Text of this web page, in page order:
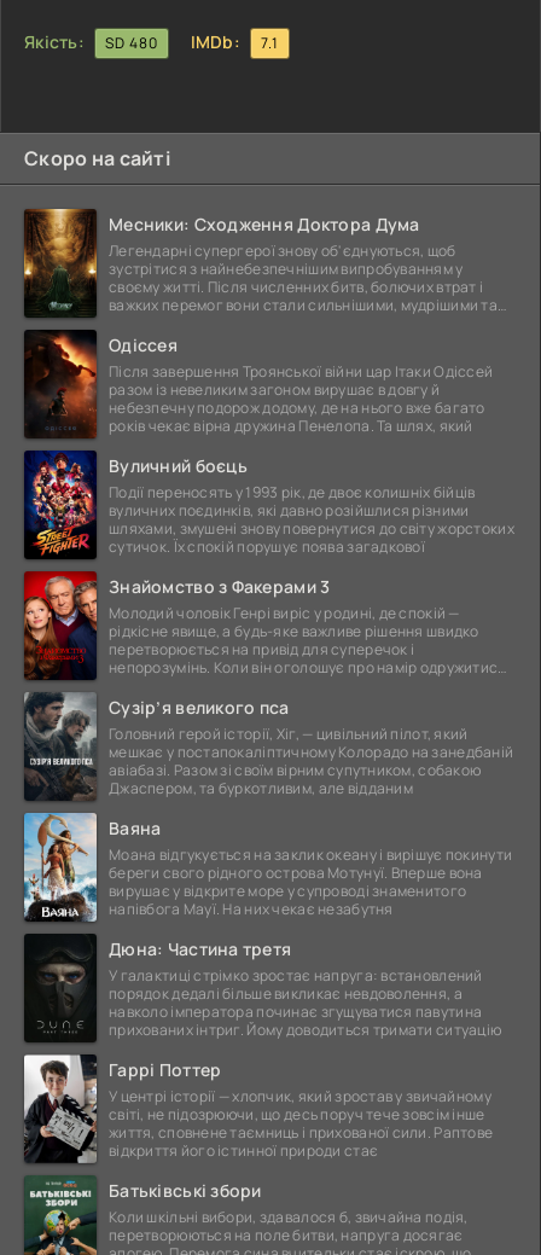
Якість: SD 480 IMDb: 7.1
Скоро на сайті
Месники: Сходження Доктора Дума
Легендарні супергерої знову об'єднуються, щоб
зустрітися з найнебезпечнішим випробуванням у
своєму житті. Після численних битв, болючих втрат і
важких перемог вони стали сильнішими, мудрішими та
Одіссея
Після завершення Троянської війни цар Ітаки Одіссей
разом із невеликим загоном вирушає в довгу й
небезпечну подорож додому, де на нього вже багато
років чекає вірна дружина Пенелопа. Та шлях, який
Вуличний боєць
Події переносять у 1993 рік, де двоє колишніх бійців
вуличних поєдинків, які давно розійшлися різними
шляхами, змушені знову повернутися до світу жорстоких
сутичок. Їх спокій порушує поява загадкової
Знайомство з Факерами 3
Молодий чоловік Генрі виріс у родині, де спокій —
рідкісне явище, а будь-яке важливе рішення швидко
перетворюється на привід для суперечок і
непорозумінь. Коли він оголошує про намір одружитися,
Сузір’я великого пса
Головний герой історії, Хіг, — цивільний пілот, який
мешкає у постапокаліптичному Колорадо на занедбаній
авіабазі. Разом зі своїм вірним супутником, собакою
Джаспером, та буркотливим, але відданим
Ваяна
Моана відгукується на заклик океану і вирішує покинути
береги свого рідного острова Мотунуї. Вперше вона
вирушає у відкрите море у супроводі знаменитого
напівбога Мауї. На них чекає незабутня
Дюна: Частина третя
У галактиці стрімко зростає напруга: встановлений
порядок дедалі більше викликає невдоволення, а
навколо імператора починає згущуватися павутина
прихованих інтриг. Йому доводиться тримати ситуацію
Гаррі Поттер
У центрі історії — хлопчик, який зростав у звичайному
світі, не підозрюючи, що десь поруч тече зовсім інше
життя, сповнене таємниць і прихованої сили. Раптове
відкриття його істинної природи стає
Батьківські збори
Коли шкільні вибори, здавалося б, звичайна подія,
перетворюються на поле битви, напруга досягає